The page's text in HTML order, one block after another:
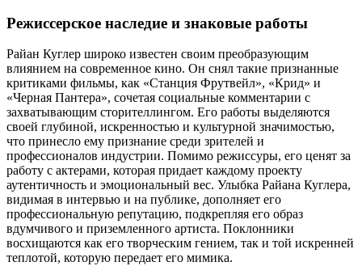
Режиссерское наследие и знаковые работы
Райан Куглер широко известен своим преобразующим
влиянием на современное кино. Он снял такие признанные
критиками фильмы, как «Станция Фрутвейл», «Крид» и
«Черная Пантера», сочетая социальные комментарии с
захватывающим сторителлингом. Его работы выделяются
своей глубиной, искренностью и культурной значимостью,
что принесло ему признание среди зрителей и
профессионалов индустрии. Помимо режиссуры, его ценят за
работу с актерами, которая придает каждому проекту
аутентичность и эмоциональный вес. Улыбка Райана Куглера,
видимая в интервью и на публике, дополняет его
профессиональную репутацию, подкрепляя его образ
вдумчивого и приземленного артиста. Поклонники
восхищаются как его творческим гением, так и той искренней
теплотой, которую передает его мимика.